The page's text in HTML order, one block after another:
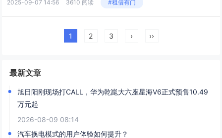
2025-09-07 14:56 3610 阅读 #租借有门
1 2 3 › ››
最新文章
旭日阳刚现场打CALL，华为乾崑大六座星海V6正式预售10.49
万元起
2026-08-09 08:14
汽车换电模式的用户体验如何提升？